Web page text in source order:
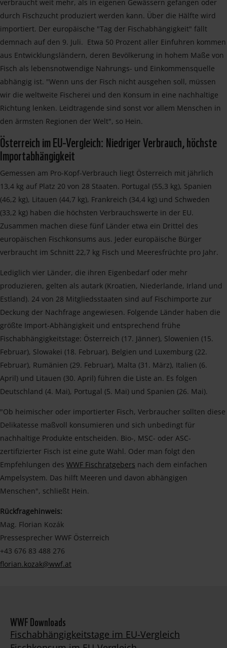
verbraucht weit mehr, als in eigenen Gewässern gefangen oder
durch Fischzucht produziert werden kann. Über die Hälfte wird
importiert. Der europäische "Tag der Fischabhängigkeit" fällt
demnach auf den 9. Juli. Etwa 50 Prozent aller Einfuhren kommen
aus Entwicklungsländern, deren Bevölkerung in hohem Maße von
Fisch als lebensnotwendige Nahrungs- und Einkommensquelle
abhängig ist. "Wenn uns der Fisch nicht ausgehen soll, müssen
wir die weltweite Fischerei und den Konsum in eine nachhaltige
Richtung lenken. Leidtragende sind sonst vor allem Menschen in
den ärmsten Regionen der Welt", so Hein.
Österreich im EU-Vergleich: Niedriger Verbrauch, höchste
Importabhängigkeit
Gemessen am Pro-Kopf-Verbrauch liegt Österreich mit jährlich
13,4 kg auf Platz 20 von 28 Staaten. Portugal (55,3 kg), Spanien
(46,2 kg), Litauen (44,7 kg), Frankreich (34,4 kg) und Schweden
(33,2 kg) haben die höchsten Verbrauchswerte in der EU.
Zusammen machen diese fünf Länder etwa ein Drittel des
europäischen Fischkonsums aus. Jeder europäische Bürger
verbraucht im Schnitt 22,7 kg Fisch und Meeresfrüchte pro Jahr.
Lediglich vier Länder, die ihren Eigenbedarf oder mehr
produzieren, gelten als autark (Kroatien, Niederlande, Irland und
Estland). 24 von 28 Mitgliedsstaaten sind auf Fischimporte zur
Deckung der Nachfrage angewiesen. Folgende Länder haben die
größte Import-Abhängigkeit und entsprechend frühe
Fischabhängigkeitstage: Österreich (17. Jänner), Slowenien (15.
Februar), Slowakei (18. Februar), Belgien und Luxemburg (22.
Februar), Rumänien (29. Februar), Malta (31. März), Italien (6.
April) und Litauen (30. April) führen die Liste an. Es folgen
Deutschland (4. Mai), Portugal (5. Mai) und Spanien (26. Mai).
"Ob heimischer oder importierter Fisch, Verbraucher sollten diese
Delikatesse maßvoll konsumieren und sich unbedingt für
nachhaltige Produkte entscheiden. Bio-, MSC- oder ASC-
zertifizierter Fisch ist eine gute Wahl. Oder man folgt den
Empfehlungen des WWF Fischratgebers nach dem einfachen
Ampelsystem. Das hilft Meeren und davon abhängigen
Menschen", schließt Hein.
Rückfragehinweis:
Mag. Florian Kozák
Pressesprecher WWF Österreich
+43 676 83 488 276
florian.kozak@wwf.at
WWF Downloads
Fischabhängigkeitstage im EU-Vergleich